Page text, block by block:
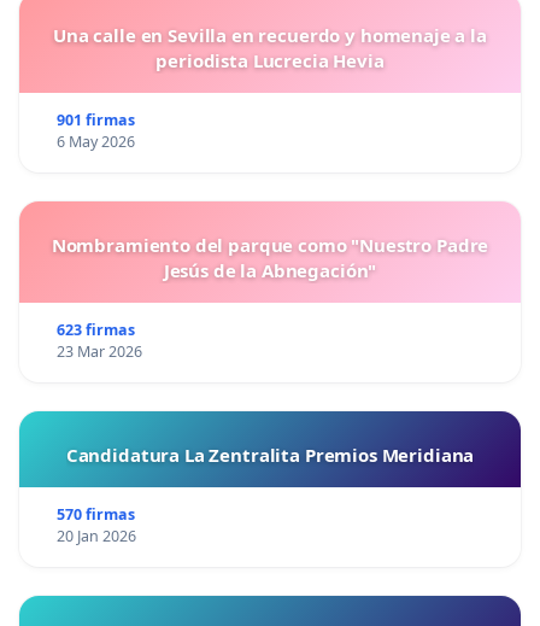
Una calle en Sevilla en recuerdo y homenaje a la
periodista Lucrecia Hevia
901 firmas
6 May 2026
Nombramiento del parque como "Nuestro Padre
Jesús de la Abnegación"
623 firmas
23 Mar 2026
Candidatura La Zentralita Premios Meridiana
570 firmas
20 Jan 2026